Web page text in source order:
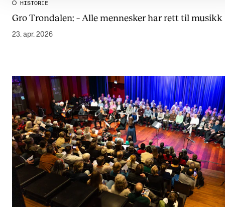
HISTORIE
Gro Trondalen: – Alle mennesker har rett til musikk
23. apr. 2026